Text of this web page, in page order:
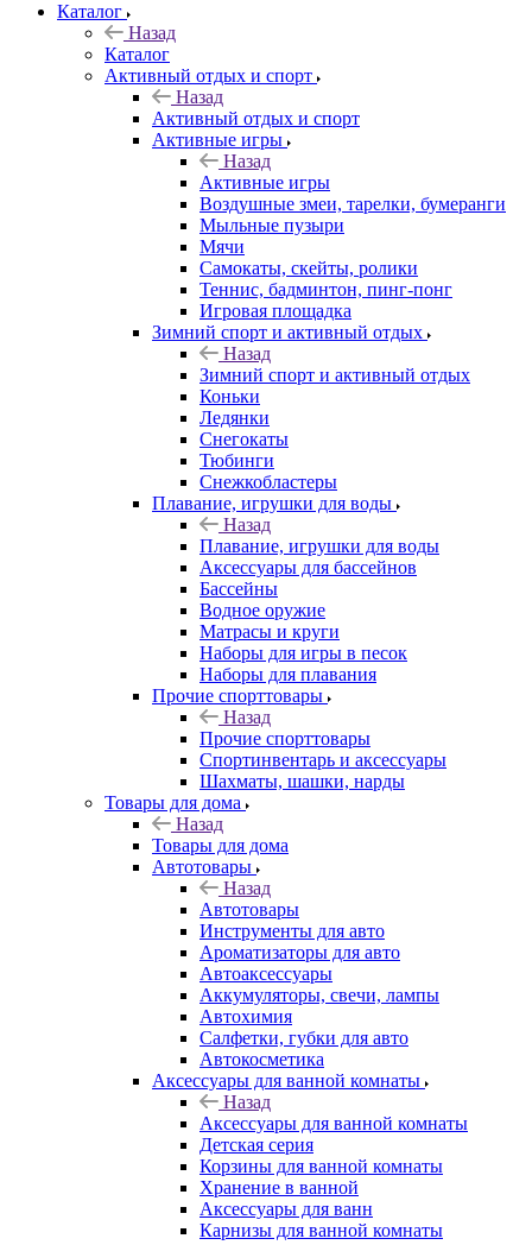
Каталог
Назад
Каталог
Активный отдых и спорт
Назад
Активный отдых и спорт
Активные игры
Назад
Активные игры
Воздушные змеи, тарелки, бумеранги
Мыльные пузыри
Мячи
Самокаты, скейты, ролики
Теннис, бадминтон, пинг-понг
Игровая площадка
Зимний спорт и активный отдых
Назад
Зимний спорт и активный отдых
Коньки
Ледянки
Снегокаты
Тюбинги
Снежкобластеры
Плавание, игрушки для воды
Назад
Плавание, игрушки для воды
Аксессуары для бассейнов
Бассейны
Водное оружие
Матрасы и круги
Наборы для игры в песок
Наборы для плавания
Прочие спорттовары
Назад
Прочие спорттовары
Спортинвентарь и аксессуары
Шахматы, шашки, нарды
Товары для дома
Назад
Товары для дома
Автотовары
Назад
Автотовары
Инструменты для авто
Ароматизаторы для авто
Автоаксессуары
Аккумуляторы, свечи, лампы
Автохимия
Салфетки, губки для авто
Автокосметика
Аксессуары для ванной комнаты
Назад
Аксессуары для ванной комнаты
Детская серия
Корзины для ванной комнаты
Хранение в ванной
Аксессуары для ванн
Карнизы для ванной комнаты